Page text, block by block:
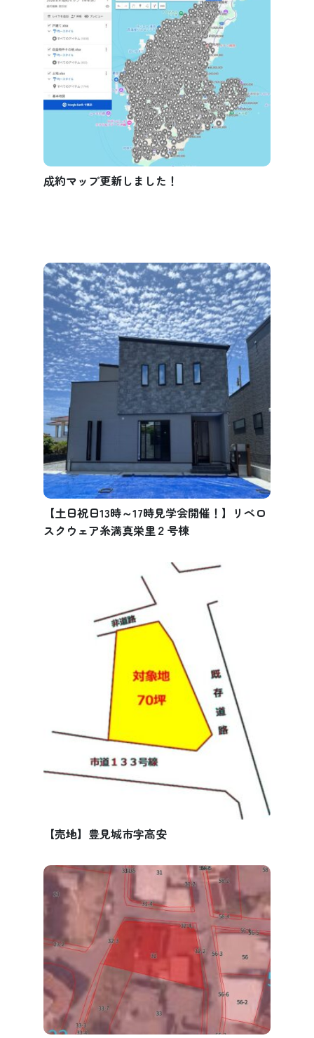
成約マップ更新しました！
【土日祝日13時～17時見学会開催！】リベロ
スクウェア糸満真栄里２号棟
【売地】豊見城市字高安